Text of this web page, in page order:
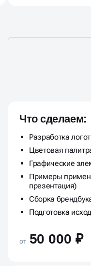
Что сделаем:
Разработка
Цветовая
Графические
Примеры
презентация)
Сборка
Подготовка
от 50 000 ₽